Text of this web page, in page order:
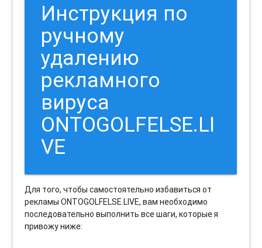
Инструкция по
ручному
удалению
рекламного
вируса
ONTOGOLFELSE.LI
VE
Для того, чтобы самостоятельно избавиться от
рекламы ONTOGOLFELSE.LIVE, вам необходимо
последовательно выполнить все шаги, которые я
привожу ниже: